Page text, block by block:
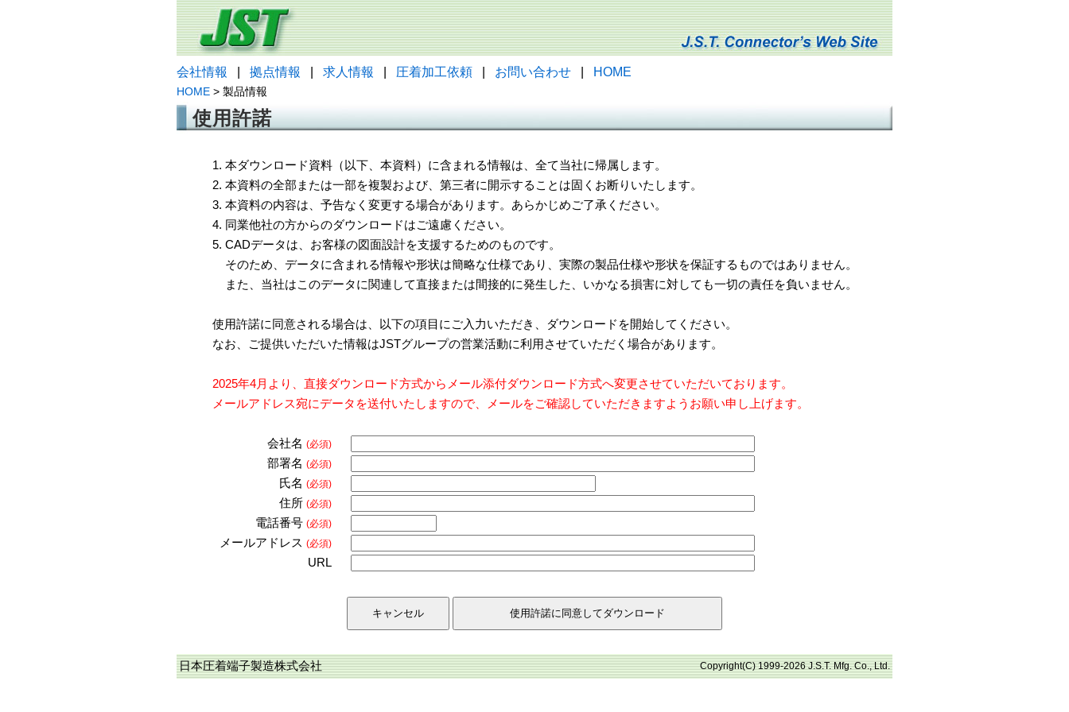
会社情報 拠点情報 求人情報 圧着加工依頼 お問い合わせ HOME
HOME > 製品情報
使用許諾
1. 本ダウンロード資料（以下、本資料）に含まれる情報は、全て当社に帰属します。
2. 本資料の全部または一部を複製および、第三者に開示することは固くお断りいたします。
3. 本資料の内容は、予告なく変更する場合があります。あらかじめご了承ください。
4. 同業他社の方からのダウンロードはご遠慮ください。
5. CADデータは、お客様の図面設計を支援するためのものです。
そのため、データに含まれる情報や形状は簡略な仕様であり、実際の製品仕様や形状を保証するものではありません。
また、当社はこのデータに関連して直接または間接的に発生した、いかなる損害に対しても一切の責任を負いません。
使用許諾に同意される場合は、以下の項目にご入力いただき、ダウンロードを開始してください。
なお、ご提供いただいた情報はJSTグループの営業活動に利用させていただく場合があります。
2025年4月より、直接ダウンロード方式からメール添付ダウンロード方式へ変更させていただいております。
メールアドレス宛にデータを送付いたしますので、メールをご確認していただきますようお願い申し上げます。
会社名 (必須)
部署名 (必須)
氏名 (必須)
住所 (必須)
電話番号 (必須)
メールアドレス (必須)
URL
日本圧着端子製造株式会社 Copyright(C) 1999-2026 J.S.T. Mfg. Co., Ltd.